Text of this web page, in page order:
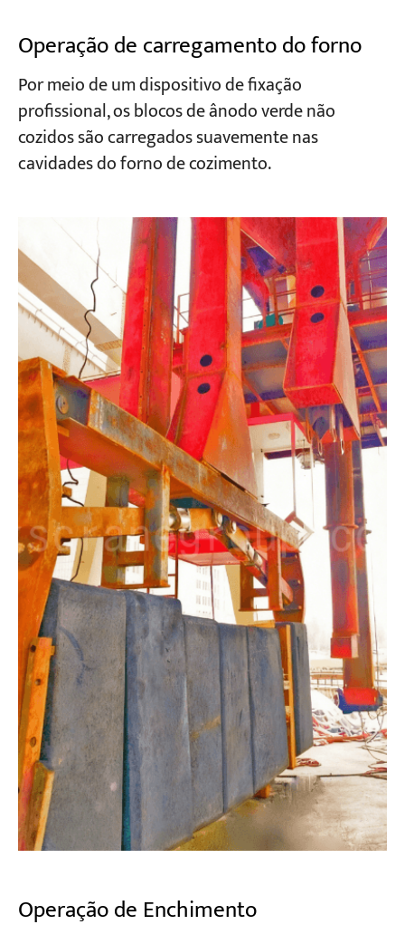
Operação de carregamento do forno
Por meio de um dispositivo de fixação
profissional, os blocos de ânodo verde não
cozidos são carregados suavemente nas
cavidades do forno de cozimento.
Operação de Enchimento